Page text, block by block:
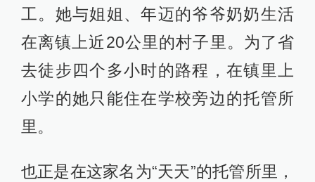
工。她与姐姐、年迈的爷爷奶奶生活
在离镇上近20公里的村子里。为了省
去徒步四个多小时的路程，在镇里上
小学的她只能住在学校旁边的托管所
里。
也正是在这家名为“天天”的托管所里，